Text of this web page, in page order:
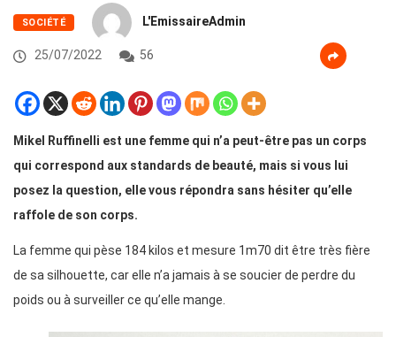
SOCIÉTÉ L'EmissaireAdmin
25/07/2022 56
Mikel Ruffinelli est une femme qui n’a peut-être pas un corps
qui correspond aux standards de beauté, mais si vous lui
posez la question, elle vous répondra sans hésiter qu’elle
raffole de son corps.
La femme qui pèse 184 kilos et mesure 1m70 dit être très fière
de sa silhouette, car elle n’a jamais à se soucier de perdre du
poids ou à surveiller ce qu’elle mange.